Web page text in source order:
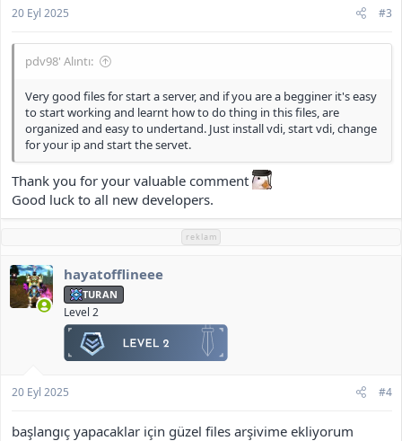
20 Eyl 2025 #3
pdv98' Alıntı:
Very good files for start a server, and if you are a begginer it's easy
to start working and learnt how to do thing in this files, are
organized and easy to undertand. Just install vdi, start vdi, change
for your ip and start the servet.
Thank you for your valuable comment
Good luck to all new developers.
reklam
hayatofflineee
TURAN
Level 2
20 Eyl 2025 #4
başlangıç yapacaklar için güzel files arşivime ekliyorum